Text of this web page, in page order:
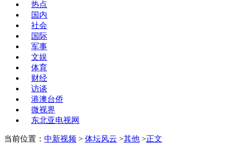
热点
国内
社会
国际
军事
文娱
体育
财经
访谈
港澳台侨
微视界
东北亚电视网
当前位置： 中新视频 > 体坛风云 >其他 >正文